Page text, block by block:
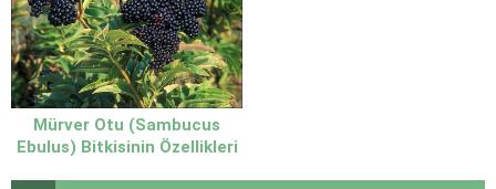
Mürver Otu (Sambucus
Ebulus) Bitkisinin Özellikleri